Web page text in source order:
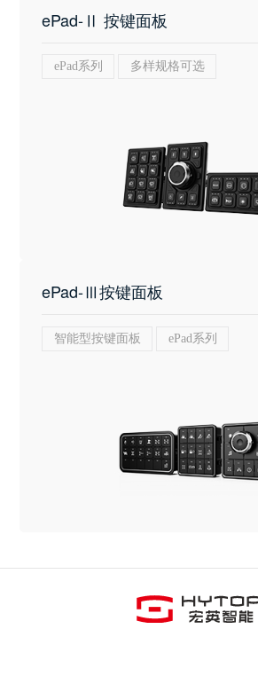
ePad-Ⅱ 按键面板
ePad系列 多样规格可选
ePad-Ⅲ按键面板
智能型按键面板 ePad系列